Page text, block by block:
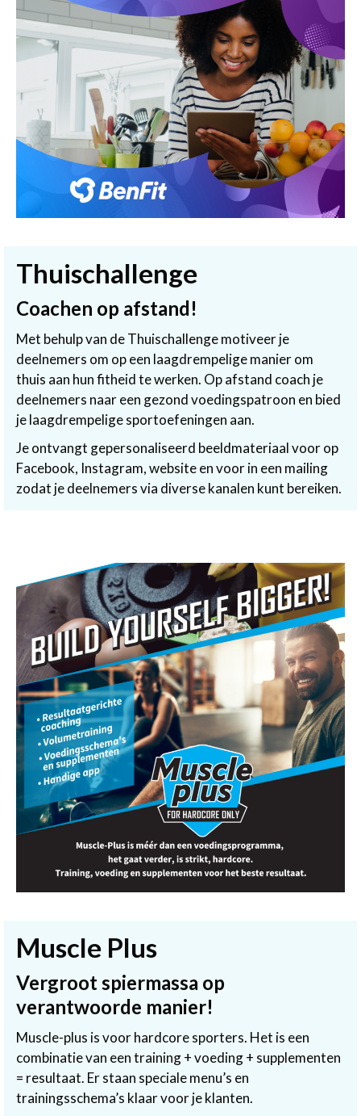
Thuischallenge
Coachen op afstand!
Met behulp van de Thuischallenge motiveer je
deelnemers om op een laagdrempelige manier om
thuis aan hun fitheid te werken. Op afstand coach je
deelnemers naar een gezond voedingspatroon en bied
je laagdrempelige sportoefeningen aan.
Je ontvangt gepersonaliseerd beeldmateriaal voor op
Facebook, Instagram, website en voor in een mailing
zodat je deelnemers via diverse kanalen kunt bereiken.
Muscle Plus
Vergroot spiermassa op
verantwoorde manier!
Muscle-plus is voor hardcore sporters. Het is een
combinatie van een training + voeding + supplementen
= resultaat. Er staan speciale menu’s en
trainingsschema’s klaar voor je klanten.